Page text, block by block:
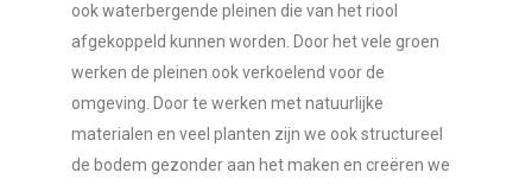
ook waterbergende pleinen die van het riool
afgekoppeld kunnen worden. Door het vele groen
werken de pleinen ook verkoelend voor de
omgeving. Door te werken met natuurlijke
materialen en veel planten zijn we ook structureel
de bodem gezonder aan het maken en creëren we